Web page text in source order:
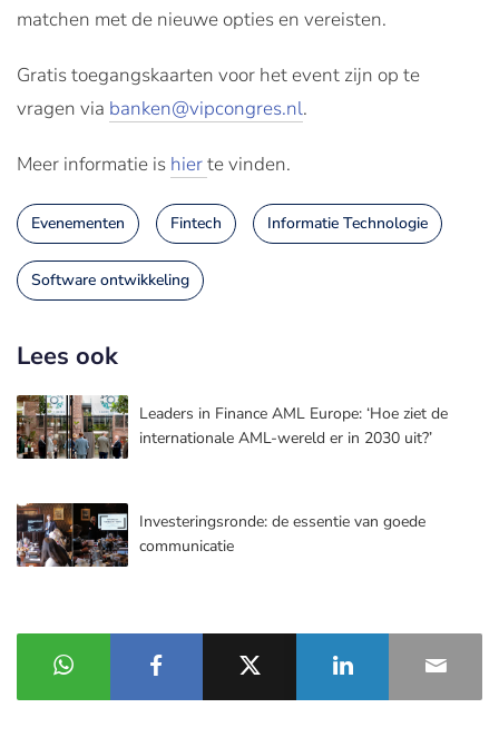
matchen met de nieuwe opties en vereisten.
Gratis toegangskaarten voor het event zijn op te
vragen via banken@vipcongres.nl.
Meer informatie is hierte vinden.
Evenementen Fintech Informatie Technologie
Software ontwikkeling
Lees ook
Leaders in Finance AML Europe: ‘Hoe ziet de
internationale AML-wereld er in 2030 uit?’
Investeringsronde: de essentie van goede
communicatie